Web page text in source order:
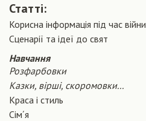
Статті:
Корисна інформація під час війни
Сценарiї та iдеї до свят
Навчання
Розфарбовки
Казки, вірші, скоромовки...
Краса і стиль
Сiм´я